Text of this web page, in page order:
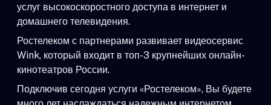
услуг высокоскоростного доступа в интернет и
домашнего телевидения.
Ростелеком с партнерами развивает видеосервис
Wink, который входит в топ-3 крупнейших онлайн-
кинотеатров России.
Подключив сегодня услуги «Ростелеком», Вы будете